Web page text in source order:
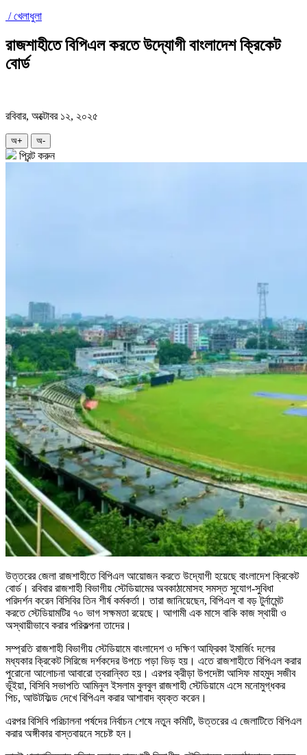
/খেলাধুলা
রাজশাহীতে বিপিএল করতে উদ্যোগী বাংলাদেশ ক্রিকেট
বোর্ড
রবিবার, অক্টোবর ১২, ২০২৫
অ+ অ-
প্রিন্ট করুন
উত্তরের জেলা রাজশাহীতে বিপিএল আয়োজন করতে উদ্যোগী হয়েছে বাংলাদেশ ক্রিকেট
বোর্ড। রবিবার রাজশাহী বিভাগীয় স্টেডিয়ামের অবকাঠামোসহ সমস্ত সুযোগ-সুবিধা
পরিদর্শন করেন বিসিবির তিন শীর্ষ কর্মকর্তা। তারা জানিয়েছেন, বিপিএল বা বড় টুর্নামেন্ট
করতে স্টেডিয়ামটির ৭০ ভাগ সক্ষমতা রয়েছে। আগামী এক মাসে বাকি কাজ স্থায়ী ও
অস্থায়ীভাবে করার পরিকল্পনা তাদের।
সম্প্রতি রাজশাহী বিভাগীয় স্টেডিয়ামে বাংলাদেশ ও দক্ষিণ আফ্রিকা ইমার্জিং দলের
মধ্যকার ক্রিকেট সিরিজে দর্শকদের উপচে পড়া ভিড় হয়। এতে রাজশাহীতে বিপিএল করার
পুরোনো আলোচনা আবারো ত্বরান্বিত হয়। এরপর ক্রীড়া উপদেষ্টা আসিফ মাহমুদ সজীব
ভূঁইয়া, বিসিবি সভাপতি আমিনুল ইসলাম বুলবুল রাজশাহী স্টেডিয়ামে এসে মনোমুগ্ধকর
পিচ, আউটফিল্ড দেখে বিপিএল করার আশাবাদ ব্যক্ত করেন।
এরপর বিসিবি পরিচালনা পর্ষদের নির্বাচন শেষে নতুন কমিটি, উত্তরের এ জেলাটিতে বিপিএল
করার অঙ্গীকার বাস্তবায়নে সচেষ্ট হন।